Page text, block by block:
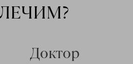
Доктор